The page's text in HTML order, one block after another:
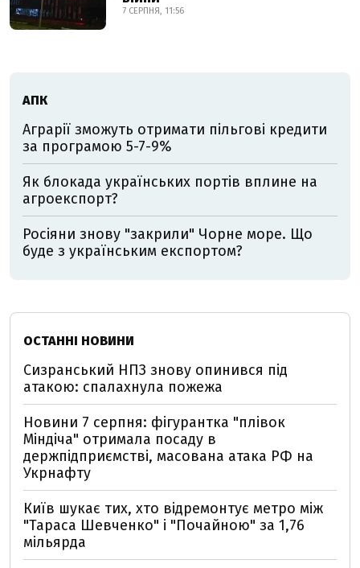
7 СЕРПНЯ, 11:56
АПК
Аграрії зможуть отримати пільгові кредити
за програмою 5-7-9%
Як блокада українських портів вплине на
агроекспорт?
Росіяни знову "закрили" Чорне море. Що
буде з українським експортом?
ОСТАННІ НОВИНИ
Сизранський НПЗ знову опинився під
атакою: спалахнула пожежа
Новини 7 серпня: фігурантка "плівок
Міндіча" отримала посаду в
держпідприємстві, масована атака РФ на
Укрнафту
Київ шукає тих, хто відремонтує метро між
"Тараса Шевченко" і "Почайною" за 1,76
мільярда